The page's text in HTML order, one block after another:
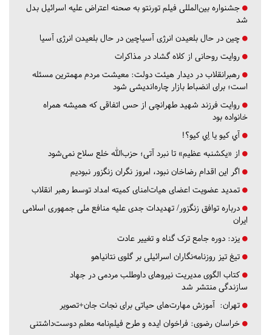
جشنواره بین‌المللی فیلم تورنتو به صحنه اعتراض علیه اسرائیل بدل
شد
چین در حال بلعیدن انرژی آسیاچین در حال بلعیدن انرژی آسیا
روایت روحانی از کلاه گشاد در مذاکرات
رهبرانقلاب در دیدار هیئت دولت: معیشت مردم مهمترین مسئله
است؛ برای انضباط بازار چاره‌اندیشی شود
روایت فرزند شهید طهرانچی از حس اتفاقی که همیشه همراه
خانواده بود
آي كيو يا اِي كيو؟!
از «یکشنبه عظیم» تا نبرد آتی؛ حزب‌الله خلع سلاح نمی‌شود
اگر این اقدام رضاخان نبود، امروز نگران زنگزور نبودیم
تمدید عضویت اعضای هیات‌امنای کمیته امداد توسط رهبر انقلاب
درباره توافق زنگزور/ تهدیدات جدی علیه منافع ملی جمهوری اسلامی
ایران
یزد: دوره جامع ترک گناه و تغییر عادت
تیغ تیز روزنامه‌نگاران اسرائیلی بر گلوی نتانیاهو
کتاب الگوی مدیریت نیروهای داوطلب مردمی در جهاد
سازندگی منتشر شد
تهران: آموزش مهارت‌های حیاتی برای نجات جان+تصویر
خراسان رضوی: فراخوان ایده و طرح فیلم‌نامه معلم دوست‌داشتنی